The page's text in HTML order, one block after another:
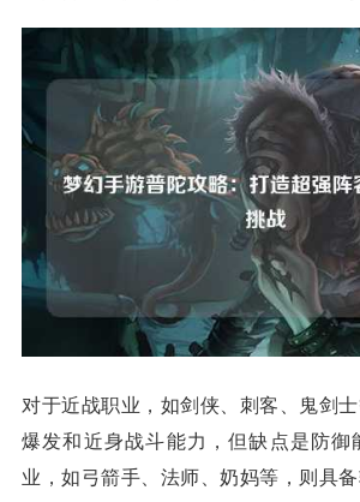
对于近战职业，如剑侠、刺客、鬼剑
爆发和近身战斗能力，但缺点是防御
业，如弓箭手、法师、奶妈等，则具